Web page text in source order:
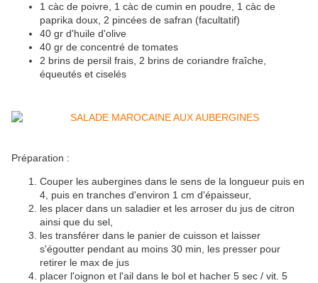
1 càc de poivre, 1 càc de cumin en poudre, 1 càc de
paprika doux, 2 pincées de safran (facultatif)
40 gr d'huile d'olive
40 gr de concentré de tomates
2 brins de persil frais, 2 brins de coriandre fraîche,
équeutés et ciselés
Préparation :
Couper les aubergines dans le sens de la longueur puis en
4, puis en tranches d'environ 1 cm d'épaisseur,
les placer dans un saladier et les arroser du jus de citron
ainsi que du sel,
les transférer dans le panier de cuisson et laisser
s'égoutter pendant au moins 30 min, les presser pour
retirer le max de jus
placer l'oignon et l'ail dans le bol et hacher 5 sec / vit. 5